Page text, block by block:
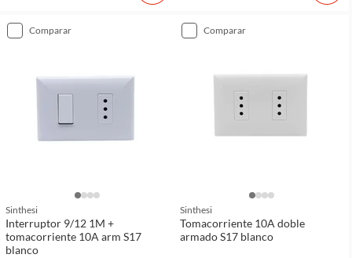
comparar
Sinthesi
Interruptor 9/12 1M +
tomacorriente 10A arm S17
blanco
comparar
Sinthesi
Tomacorriente 10A doble
armado S17 blanco